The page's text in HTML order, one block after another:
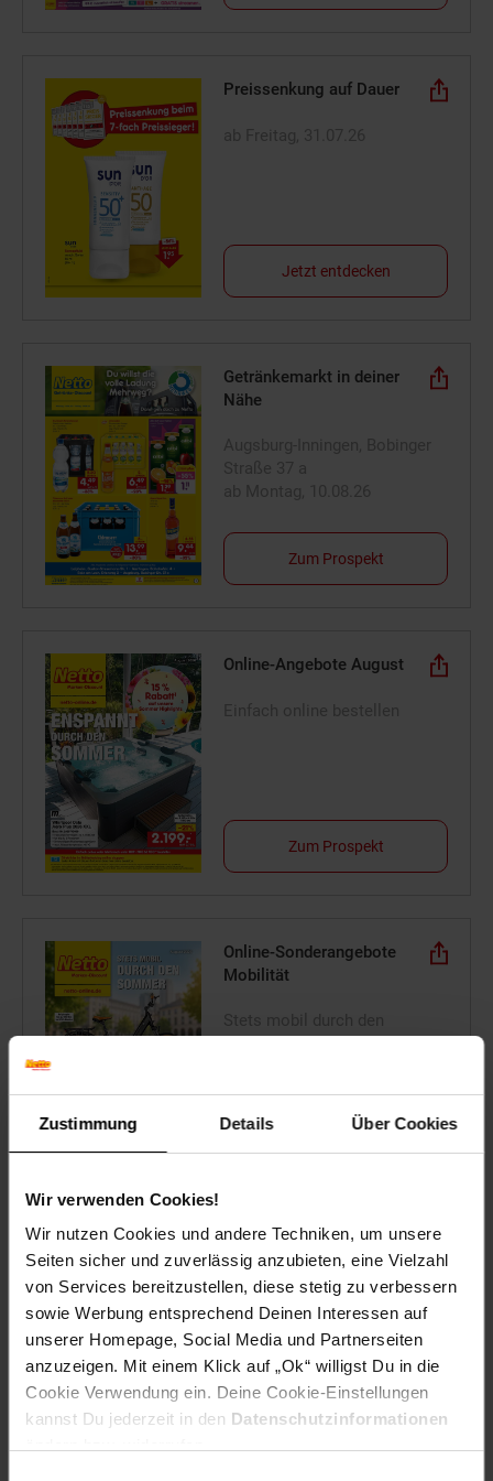
Zustimmung Details Über Cookies
Wir verwenden Cookies!
Wir nutzen Cookies und andere Techniken, um unsere
Seiten sicher und zuverlässig anzubieten, eine Vielzahl
von Services bereitzustellen, diese stetig zu verbessern
sowie Werbung entsprechend Deinen Interessen auf
unserer Homepage, Social Media und Partnerseiten
anzuzeigen. Mit einem Klick auf „Ok“ willigst Du in die
Cookie Verwendung ein. Deine Cookie-Einstellungen
kannst Du jederzeit in den Datenschutzinformationen
Preissenkung auf Dauer
Jetzt entdecken
Getränkemarkt in deiner
Nähe
Zum Prospekt
Online-Angebote August
Zum Prospekt
Online-Sonderangebote
Mobilität
Stets mobil durch den
Zum Prospekt
Reise-Angebote August
Jetzt Reise buchen
Zum Prospekt